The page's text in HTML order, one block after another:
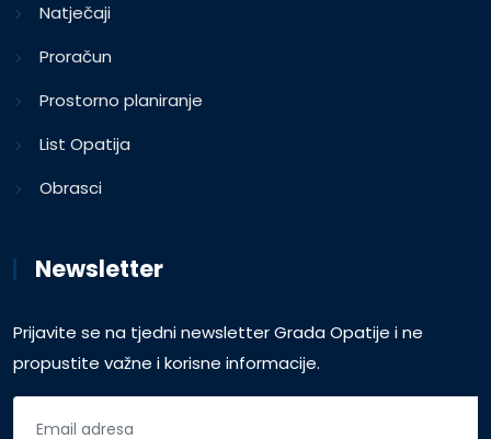
Natječaji
Proračun
Prostorno planiranje
List Opatija
Obrasci
Newsletter
Prijavite se na tjedni newsletter Grada Opatije i ne
propustite važne i korisne informacije.